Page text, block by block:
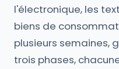
l'électronique, les
biens de
plusieurs semaines,
trois phases,